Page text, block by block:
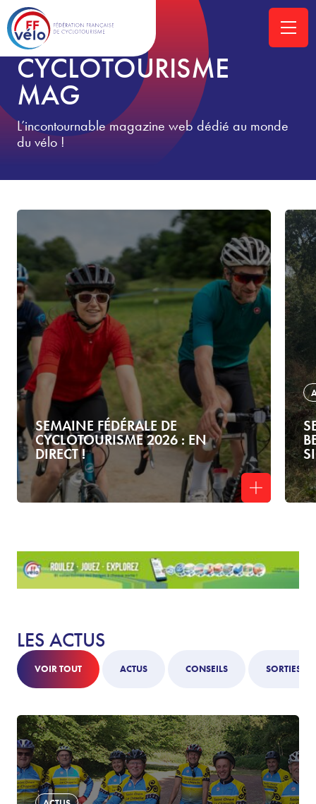
ACCUEIL» CYCLOTOURISME-MAG
CYCLOTOURISME
MAG
L’incontournable magazine web dédié au monde
du vélo !
SEMAINE FÉDÉRALE DE
CYCLOTOURISME 2026 : EN
DIRECT !
LES ACTUS
VOIR TOUT ACTUS CONSEILS SORTIES